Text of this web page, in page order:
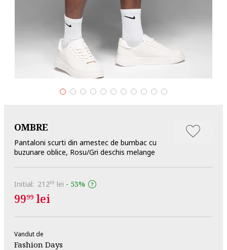
OMBRE
Pantaloni scurti din amestec de bumbac cu
buzunare oblice, Rosu/Gri deschis melange
Initial: 21299 lei - 53%
9999 lei
Vandut de
Fashion Days